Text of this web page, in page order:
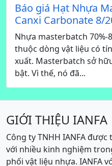
Báo giá Hạt Nhựa
Canxi Carbonate 8/
Nhựa masterbatch 70%-
thuộc dòng vật liệu có
xuất. Masterbatch sở
bật. Vì thế, nó đã...
GIỚI THIỆU IANFA
Công ty TNHH IANFA
với nhiều kinh nghiệm
phối vật liệu nhựa. IANFA